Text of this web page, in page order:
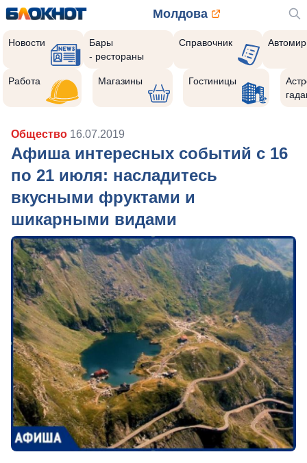
Молдова
Новости
Бары
- рестораны
Справочник Автомир
Работа Магазины Гостиницы
Общество 16.07.2019
Афиша интересных событий с 16
по 21 июля: насладитесь
вкусными фруктами и
шикарными видами